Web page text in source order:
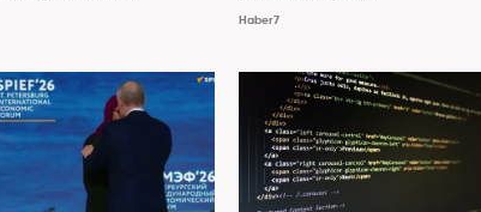
Haber7